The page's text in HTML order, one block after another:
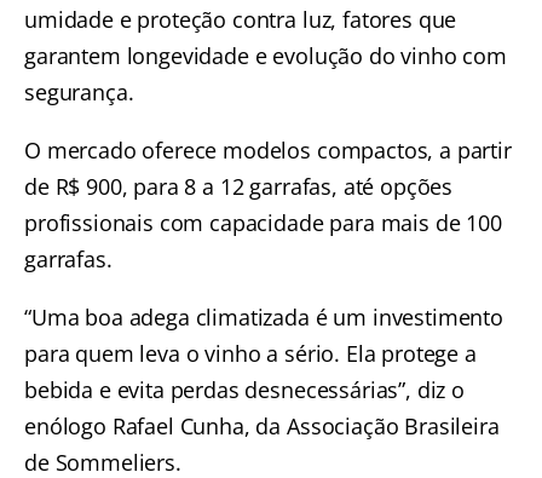
umidade e proteção contra luz, fatores que
garantem longevidade e evolução do vinho com
segurança.
O mercado oferece modelos compactos, a partir
de R$ 900, para 8 a 12 garrafas, até opções
profissionais com capacidade para mais de 100
garrafas.
“Uma boa adega climatizada é um investimento
para quem leva o vinho a sério. Ela protege a
bebida e evita perdas desnecessárias”, diz o
enólogo Rafael Cunha, da Associação Brasileira
de Sommeliers.